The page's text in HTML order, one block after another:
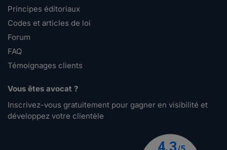
Principes éditoriaux
Codes et articles de loi
Forum
FAQ
Témoignages clients
Vous êtes avocat ?
Inscrivez-vous gratuitement pour gagner en visibilité et
développez votre clientèle